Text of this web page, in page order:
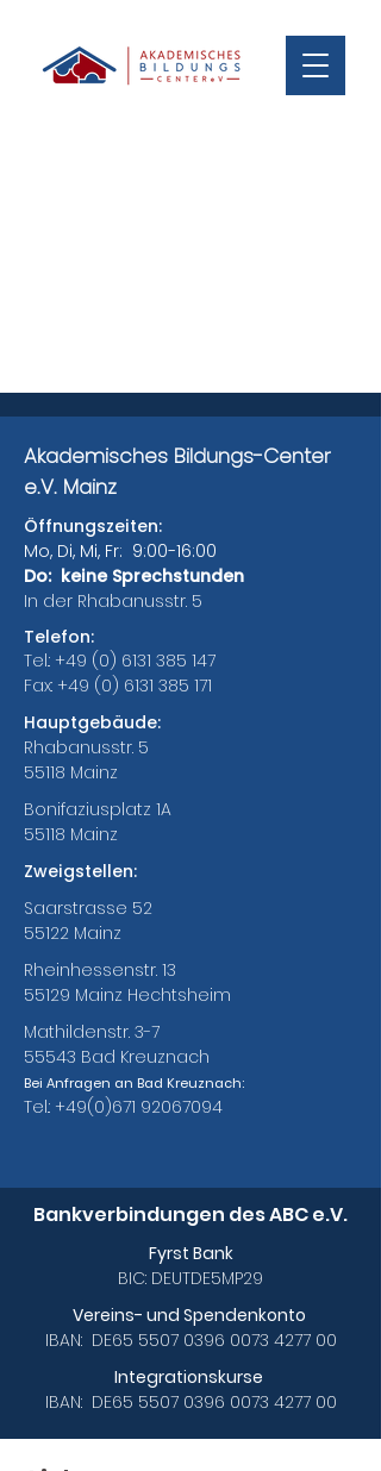
Akademisches Bildungs-Center
e.V. Mainz
Öffnungszeiten:
Mo, Di, Mi, Fr: 9:00-16:00
Do: keine Sprechstunden
In der Rhabanusstr. 5
Telefon:
Tel.: +49 (0) 6131 385 147
Fax: +49 (0) 6131 385 171
Hauptgebäude:
Rhabanusstr. 5
55118 Mainz
Bonifaziusplatz 1A
55118 Mainz
Zweigstellen:
Saarstrasse 52
55122 Mainz
Rheinhessenstr. 13
55129 Mainz Hechtsheim
Mathildenstr. 3-7
55543 Bad Kreuznach
Bei Anfragen an Bad Kreuznach:
Tel.: +49(0)671 92067094
Bankverbindungen des ABC e.V.
Fyrst Bank
BIC: DEUTDE5MP29
Vereins- und Spendenkonto
IBAN: DE65 5507 0396 0073 427700
Integrationskurse
IBAN: DE65 5507 0396 0073 427700